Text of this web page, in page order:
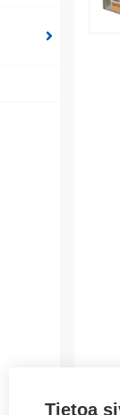
Tietoa
Cyber